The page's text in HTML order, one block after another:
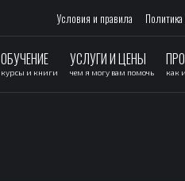
Условия и правила
ОБУЧЕНИЕ
курсы и книги
УСЛУГИ И ЦЕНЫ
чем я могу вам помочь как